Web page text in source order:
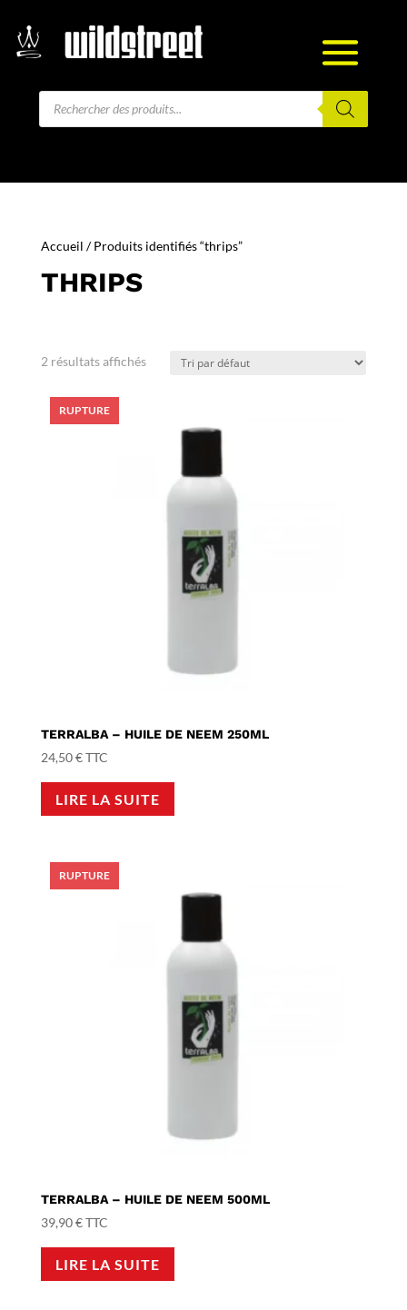
Recherche
Accueil / Produits identifiés “thrips”
THRIPS
2 résultats affichés
TERRALBA – HUILE DE NEEM 250ML
24,50€TTC
LIRE LA SUITE
TERRALBA – HUILE DE NEEM 500ML
39,90€TTC
LIRE LA SUITE